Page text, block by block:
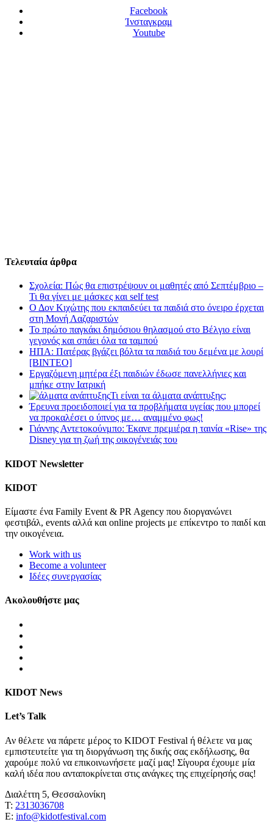
Facebook
Ίνσταγκραμ
Youtube
Τελευταία άρθρα
Σχολεία: Πώς θα επιστρέψουν οι μαθητές από Σεπτέμβριο –
Τι θα γίνει με μάσκες και self test
Ο Δον Κιχώτης που εκπαιδεύει τα παιδιά στο όνειρο έρχεται
στη Μονή Λαζαριστών
Το πρώτο παγκάκι δημόσιου θηλασμού στο Βέλγιο είναι
γεγονός και σπάει όλα τα ταμπού
ΗΠΑ: Πατέρας βγάζει βόλτα τα παιδιά του δεμένα με λουρί
[BINTEO]
Εργαζόμενη μητέρα έξι παιδιών έδωσε πανελλήνιες και
μπήκε στην Ιατρική
Τι είναι τα άλματα ανάπτυξης;
Έρευνα προειδοποιεί για τα προβλήματα υγείας που μπορεί
να προκαλέσει ο ύπνος με… αναμμένο φως!
Γιάννης Αντετοκούνμπο: Έκανε πρεμιέρα η ταινία «Rise» της
Disney για τη ζωή της οικογένειάς του
KIDOT Newsletter
KIDOT
Είμαστε ένα Family Event & PR Agency που διοργανώνει
φεστιβάλ, events αλλά και online projects με επίκεντρο το παιδί και
την οικογένεια.
Work with us
Become a volunteer
Ιδέες συνεργασίας
Ακολουθήστε μας
KIDOT News
Let’s Talk
Αν θέλετε να πάρετε μέρος το KIDOT Festival ή θέλετε να μας
εμπιστευτείτε για τη διοργάνωση της δικής σας εκδήλωσης, θα
χαρούμε πολύ να επικοινωνήσετε μαζί μας! Σίγουρα έχουμε μία
καλή ιδέα που ανταποκρίνεται στις ανάγκες της επιχείρησής σας!
Διαλέττη 5, Θεσσαλονίκη
Τ: 2313036708
Ε: info@kidotfestival.com